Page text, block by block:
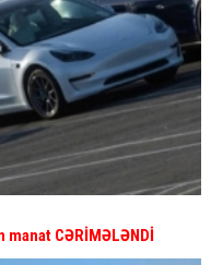
manat CƏRİMƏLƏNDİ